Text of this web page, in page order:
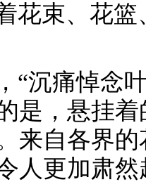
花束、花
“沉痛悼念
是，悬挂
来自各界
人更加肃然